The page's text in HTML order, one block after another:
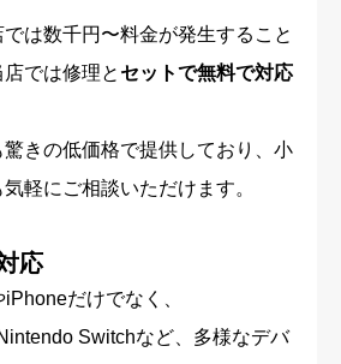
は数千円〜料金が発生すること
では修理と セットで無料で対応
驚きの低価格で提供しており、小
軽にご相談いただけます。
応
だけでなく、
Switchなど、多様なデバ